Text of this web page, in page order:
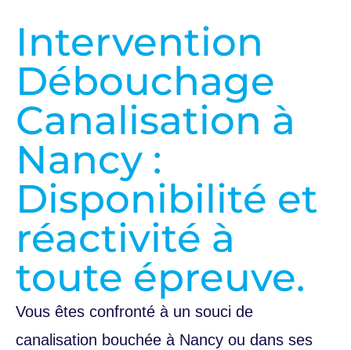
Intervention
Débouchage
Canalisation à
Nancy :
Disponibilité et
réactivité à
toute épreuve.
Vous êtes confronté à un souci de
canalisation bouchée à Nancy ou dans ses